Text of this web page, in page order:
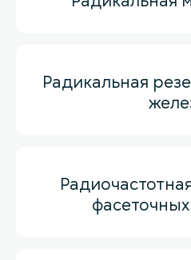
Радикальная